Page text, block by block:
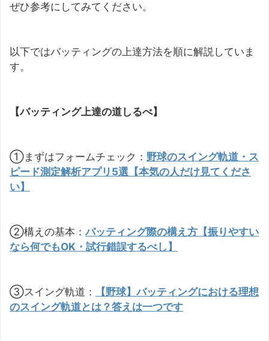
ぜひ参考にしてみてください。
以下ではバッティングの上達方法を順に解説していま
す。
【バッティング上達の道しるべ】
①まずはフォームチェック： 野球のスイング軌道・ス
ピード測定解析アプリ5選【本気の人だけ見てくださ
い】
②構えの基本：バッティング際の構え方【振りやすい
なら何でもOK・試行錯誤するべし】
③スイング軌道：
【野球】バッティングにおける理想
のスイング軌道とは？答えは一つです